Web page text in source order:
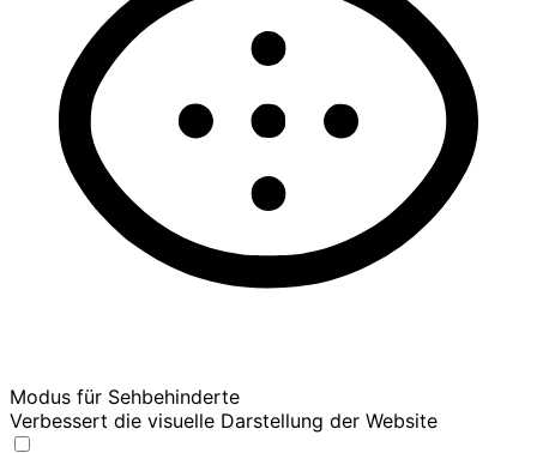
Modus für Sehbehinderte
Verbessert die visuelle Darstellung der Website